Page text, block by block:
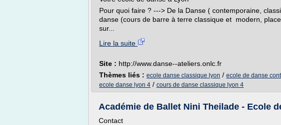
Pour quoi faire ? ---> De la Danse ( contemporaine,
danse (cours de barre à terre classique et modern,
sur...
Lire la suite
Site : http://www.danse--ateliers.onlc.fr
Thèmes liés : ecole danse classique lyon / ecole de danse
ecole danse lyon 4 / cours de danse classique lyon 4
Académie de Ballet Nini Theilade - Ecole
Contact